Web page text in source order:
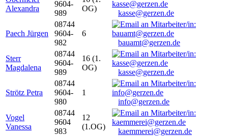
Alexandra
9604-
989
OG)
kasse@gerzen.de
Paech Jürgen
08744
9604-
982
6
bauamt@gerzen.de
Sterr
Magdalena
08744
9604-
989
16 (1.
OG)
kasse@gerzen.de
Strötz Petra
08744
9604-
980
1
info@gerzen.de
Vogel
Vanessa
08744
9604
983
12
(1.OG)
kaemmerei@gerzen.de